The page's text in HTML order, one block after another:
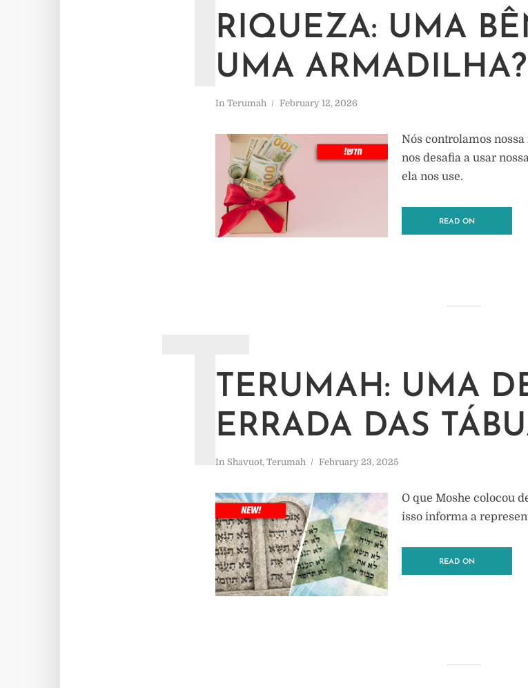
RIQUEZA: UMA
UMA ARMADILHA?
In Terumah February 12, 2026
T
Nós controlamos
nos desafia a usar
ela nos use.
READ ON
TERUMAH: UMA
ERRADA DAS
In Shavuot, Terumah February 23, 2025
T
O que Moshe colocou
isso informa a
READ ON